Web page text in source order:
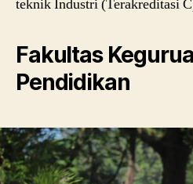
teknik Industri (Terakreditasi
Fakultas
Pendidikan